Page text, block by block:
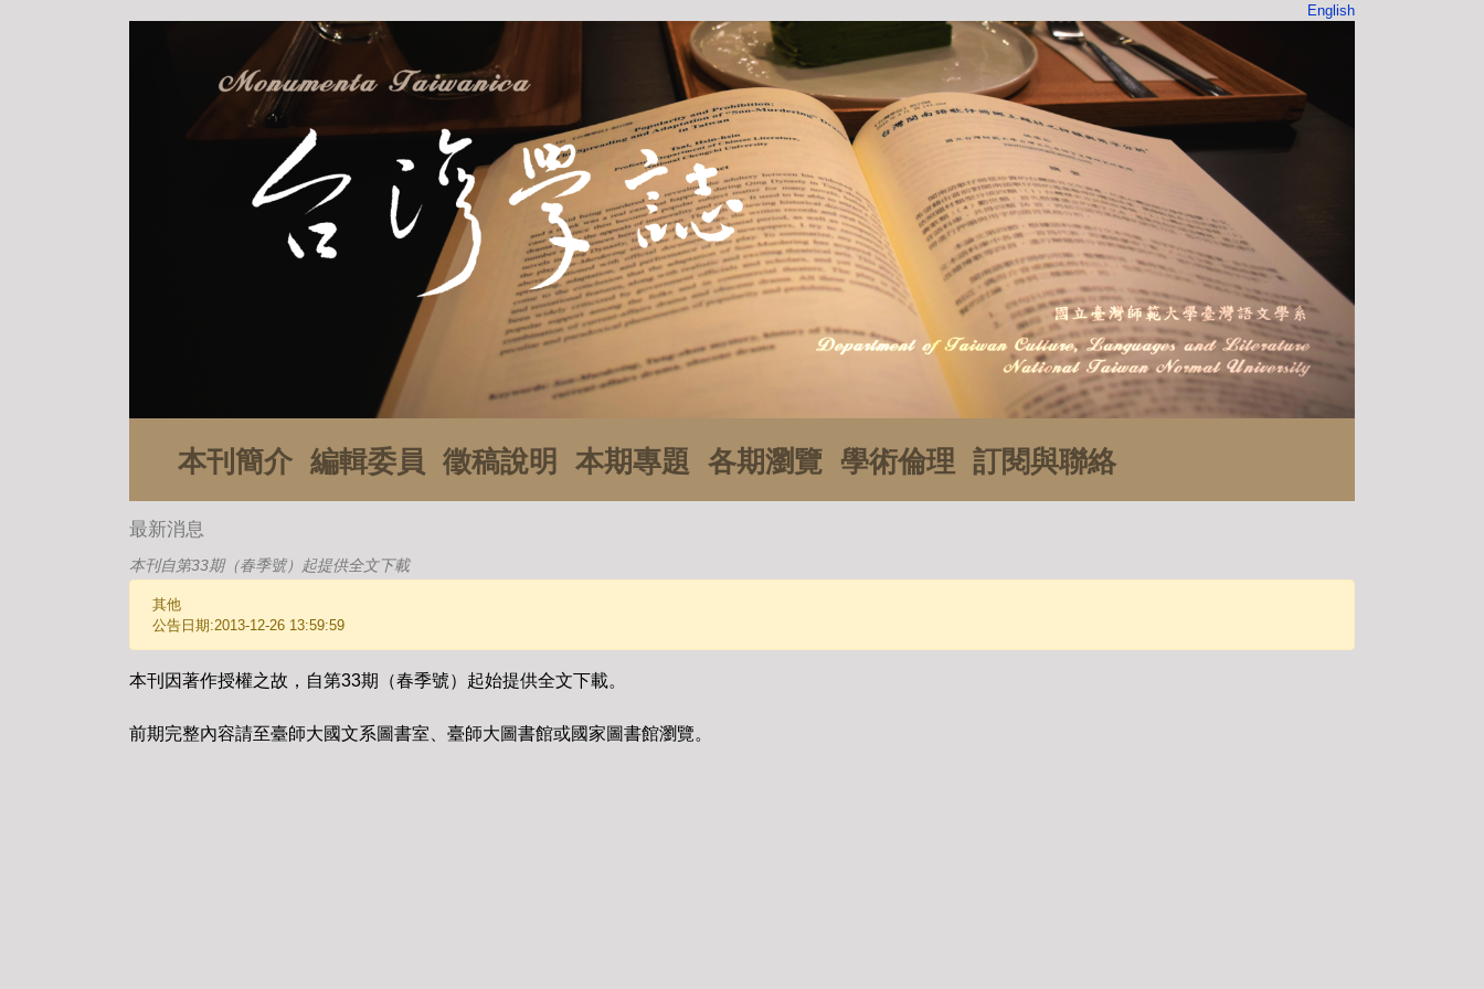
English
本刊簡介 編輯委員 徵稿說明 本期專題 各期瀏覽 學術倫理 訂閱與聯絡
最新消息
本刊自第33期（春季號）起提供全文下載
其他
公告日期:2013-12-26 13:59:59
本刊因著作授權之故，自第33期（春季號）起始提供全文下載。
前期完整內容請至臺師大國文系圖書室、臺師大圖書館或國家圖書館瀏覽。